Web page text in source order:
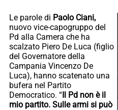
Le parole di Paolo Ciani,
nuovo vice-capogruppo del
Pd alla Camera che ha
scalzato Piero De Luca (figlio
del Governatore della
Campania Vincenzo De
Luca), hanno scatenato una
bufera nel Partito
Democratico. “Il Pd non è il
mio partito. Sulle armi si può